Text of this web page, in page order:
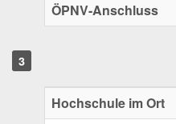
ÖPNV-Anschluss
Hochschule im Ort